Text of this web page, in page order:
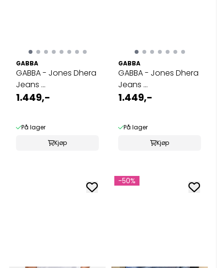
GABBA
GABBA - Jones Dhera
Jeans ...
1.449,-
På lager
Kjøp
GABBA
GABBA - Jones Dhera
Jeans ...
1.449,-
På lager
Kjøp
-50%